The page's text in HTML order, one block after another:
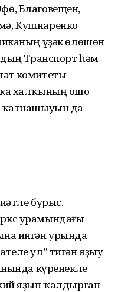
Благовещен,
Кушнаренко
үҙәк өлөшөн
Транспорт һәм
комитеты
халҡының ошо
ҡатнашыуын да
бурыс.
урамындағы
ингән урында
ул” тигән яҙыу
күренекле
яҙып ҡалдырған